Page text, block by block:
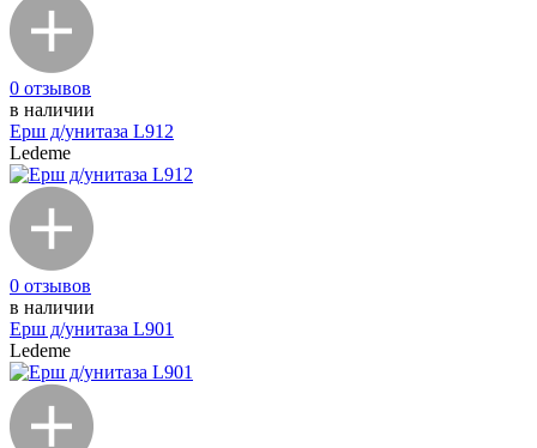
0 отзывов
в наличии
Ерш д/унитаза L912
Ledeme
0 отзывов
в наличии
Ерш д/унитаза L901
Ledeme